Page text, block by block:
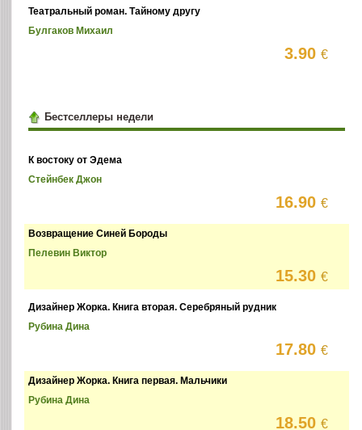
Театральный роман. Тайному другу
Булгаков Михаил
3.90€
Бестселлеры недели
К востоку от Эдема
Стейнбек Джон
16.90€
Возвращение Синей Бороды
Пелевин Виктор
15.30€
Дизайнер Жорка. Книга вторая. Серебряный рудник
Рубина Дина
17.80€
Дизайнер Жорка. Книга первая. Мальчики
Рубина Дина
18.50€